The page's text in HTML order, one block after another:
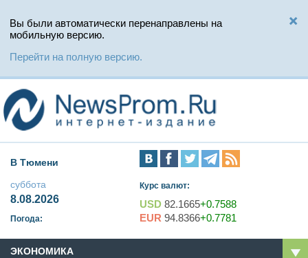
Вы были автоматически перенаправлены на
мобильную версию.
Перейти на полную версию.
В Тюмени
суббота
8.08.2026
Погода:
Курс валют:
USD 82.1665+0.7588
EUR 94.8366+0.7781
ЭКОНОМИКА